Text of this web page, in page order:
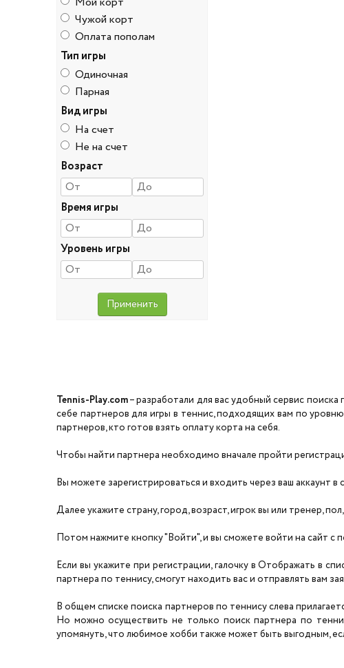
Чужой корт
Оплата пополам
Тип игры
Одиночная
Парная
Вид игры
На счет
Не на счет
Возраст
Время игры
Уровень игры
Tennis-Play.com– разработали для вас удобный сервис
себе партнеров для игры в теннис, подходящих вам по
партнеров, кто готов взять оплату корта на себя.
Чтобы найти партнера необходимо вначале пройти
Вы можете зарегистрироваться и входить через ваш аккаунт
Далее укажите страну, город, возраст, игрок вы или тренер,
Потом нажмите кнопку "Войти", и вы сможете войти на сайт с
Если вы укажите при регистрации, галочку в Отображать в
партнера по теннису, смогут находить вас и отправлять вам
В общем списке поиска партнеров по теннису слева
Но можно осуществить не только поиск партнера по
упомянуть, что любимое хобби также может быть выгодным,